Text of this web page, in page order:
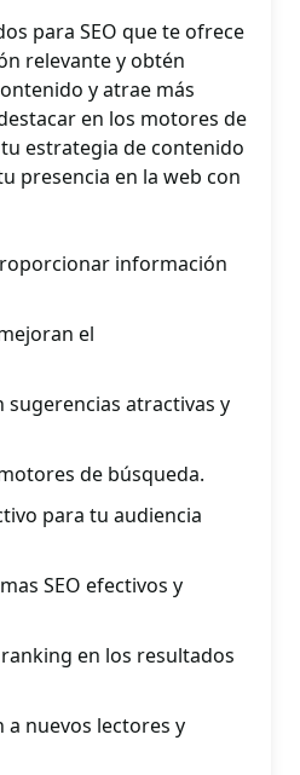
para SEO que te ofrece
relevante y obtén
y atrae más
en los motores de
estrategia de contenido
presencia en la web con
información
el
atractivas y
de búsqueda.
para tu audiencia
SEO efectivos y
en los resultados
nuevos lectores y